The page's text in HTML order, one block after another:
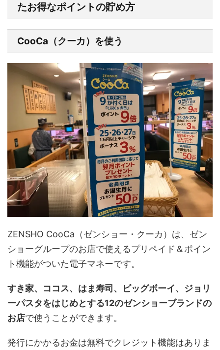
たお得なポイントの貯め方
CooCa（クーカ）を使う
ZENSHO CooCa（ゼンショー・クーカ）は、ゼン
ショーグループのお店で使えるプリペイド＆ポイン
ト機能がついた電子マネーです。
すき家、ココス、はま寿司、ビッグボーイ、ジョリ
ーパスタをはじめとする12のゼンショーブランドの
お店で使うことができます。
発行にかかるお金は無料でクレジット機能はありま